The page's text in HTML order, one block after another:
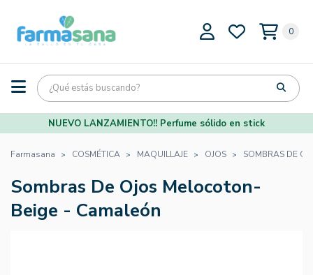
0
NUEVO LANZAMIENTO!! Perfume sólido en stick
Farmasana COSMÉTICA MAQUILLAJE OJOS SOMBRAS DE
Sombras De Ojos Melocoton-
Beige - Camaleón